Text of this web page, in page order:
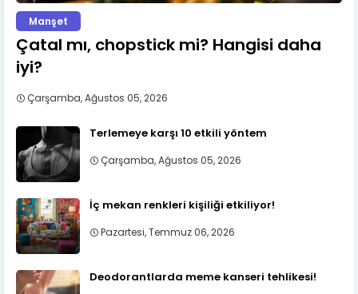
Manşet
Çatal mı, chopstick mi? Hangisi daha
iyi?
Çarşamba, Ağustos 05, 2026
Terlemeye karşı 10 etkili yöntem
Çarşamba, Ağustos 05, 2026
İç mekan renkleri kişiliği etkiliyor!
Pazartesi, Temmuz 06, 2026
Deodorantlarda meme kanseri tehlikesi!